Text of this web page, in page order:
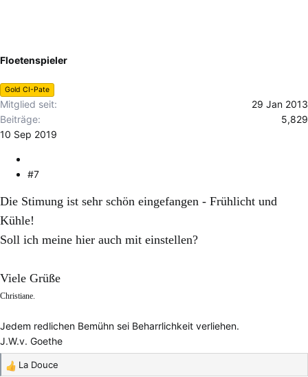
n
n
:
Floetenspieler
Gold CI-Pate
Mitglied seit
29 Jan 2013
Beiträge
5,829
10 Sep 2019
#7
Die Stimung ist sehr schön eingefangen - Frühlicht und
Kühle!
Soll ich meine hier auch mit einstellen?
Viele Grüße
Christiane.
Jedem redlichen Bemühn sei Beharrlichkeit verliehen.
J.W.v. Goethe
R
La Douce